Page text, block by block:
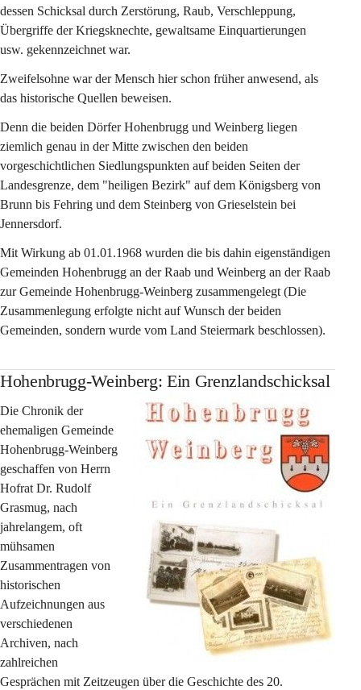
dessen Schicksal durch Zerstörung, Raub, Verschleppung,
Übergriffe der Kriegsknechte, gewaltsame Einquartierungen
usw. gekennzeichnet war.
Zweifelsohne war der Mensch hier schon früher anwesend, als
das historische Quellen beweisen.
Denn die beiden Dörfer Hohenbrugg und Weinberg liegen
ziemlich genau in der Mitte zwischen den beiden
vorgeschichtlichen Siedlungspunkten auf beiden Seiten der
Landesgrenze, dem "heiligen Bezirk" auf dem Königsberg von
Brunn bis Fehring und dem Steinberg von Grieselstein bei
Jennersdorf.
Mit Wirkung ab 01.01.1968 wurden die bis dahin eigenständigen
Gemeinden Hohenbrugg an der Raab und Weinberg an der Raab
zur Gemeinde Hohenbrugg-Weinberg zusammengelegt (Die
Zusammenlegung erfolgte nicht auf Wunsch der beiden
Gemeinden, sondern wurde vom Land Steiermark beschlossen).
Hohenbrugg-Weinberg: Ein Grenzlandschicksal
Die Chronik der
ehemaligen Gemeinde
Hohenbrugg-Weinberg
geschaffen von Herrn
Hofrat Dr. Rudolf
Grasmug, nach
jahrelangem, oft
mühsamen
Zusammentragen von
historischen
Aufzeichnungen aus
verschiedenen
Archiven, nach
zahlreichen
Gesprächen mit Zeitzeugen über die Geschichte des 20.